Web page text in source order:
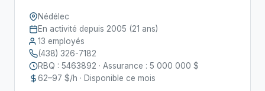
Nédélec
En activité depuis 2005 (21 ans)
13 employés
(438) 326-7182
RBQ : 5463892 · Assurance : 5 000 000 $
62–97 $/h · Disponible ce mois